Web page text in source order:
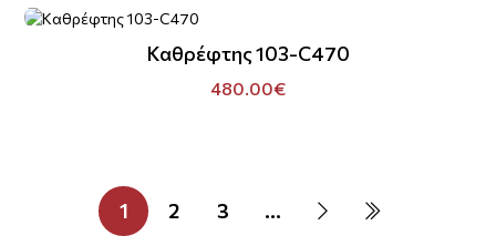
Καθρέφτης 103-C470
480.00€
1 2 3 ...